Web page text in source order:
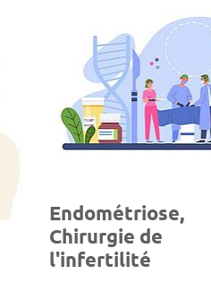
Endométriose,
Chirurgie de
l'infertilité